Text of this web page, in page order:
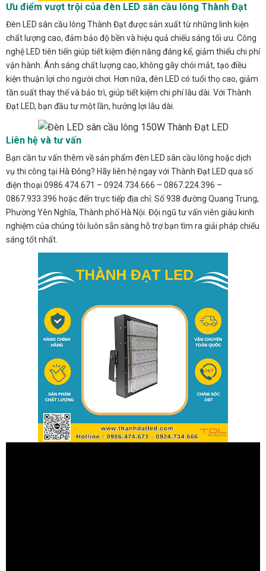
Ưu điểm vượt trội của đèn LED sân cầu lông Thành Đạt
Đèn LED sân cầu lông Thành Đạt được sản xuất từ những linh kiện
chất lượng cao, đảm bảo độ bền và hiệu quả chiếu sáng tối ưu. Công
nghệ LED tiên tiến giúp tiết kiệm điện năng đáng kể, giảm thiểu chi phí
vận hành. Ánh sáng chất lượng cao, không gây chói mắt, tạo điều
kiện thuận lợi cho người chơi. Hơn nữa, đèn LED có tuổi thọ cao, giảm
tần suất thay thế và bảo trì, giúp tiết kiệm chi phí lâu dài. Với Thành
Đạt LED, bạn đầu tư một lần, hưởng lợi lâu dài.
Liên hệ và tư vấn
Bạn cần tư vấn thêm về sản phẩm đèn LED sân cầu lông hoặc dịch
vụ thi công tại Hà Đông? Hãy liên hệ ngay với Thành Đạt LED qua số
điện thoại 0986.474.671 – 0924.734.666 – 0867.224.396 –
0867.933.396 hoặc đến trực tiếp địa chỉ: Số 938 đường Quang Trung,
Phường Yên Nghĩa, Thành phố Hà Nội. Đội ngũ tư vấn viên giàu kinh
nghiệm của chúng tôi luôn sẵn sàng hỗ trợ bạn tìm ra giải pháp chiếu
sáng tốt nhất.